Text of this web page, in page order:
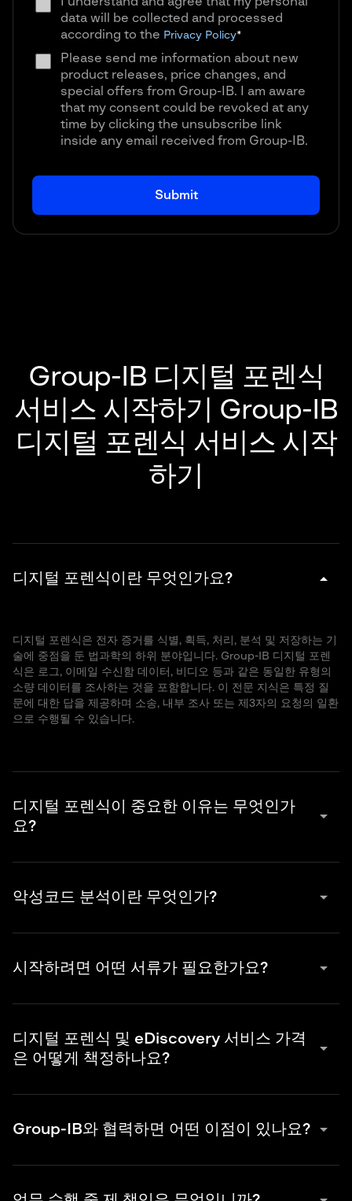
data will be collected and processed
according to the Privacy Policy*
Please send me information about new
product releases, price changes, and
special offers from Group-IB. I am aware
that my consent could be revoked at any
time by clicking the unsubscribe link
inside any email received from Group-IB.
Group-IB 디지털 포렌식
서비스 시작하기 Group-IB
디지털 포렌식 서비스 시작
하기
디지털 포렌식이란 무엇인가요? arrow_drop_down
디지털 포렌식은 전자 증거를 식별, 획득, 처리, 분석 및 저장하는 기
술에 중점을 둔 법과학의 하위 분야입니다. Group-IB 디지털 포렌
식은 로그, 이메일 수신함 데이터, 비디오 등과 같은 동일한 유형의
소량 데이터를 조사하는 것을 포함합니다. 이 전문 지식은 특정 질
문에 대한 답을 제공하며 소송, 내부 조사 또는 제3자의 요청의 일환
으로 수행될 수 있습니다.
디지털 포렌식이 중요한 이유는 무엇인가
요?
arrow_drop_down
는 디지털 증거로 활용될 수 있는 데이터를 추출하는 것입니다. 증
고 상대방에 의해 거부되지 않도록 해야 합니다.
악성코드 분석이란 무엇인가? arrow_drop_down
드 분석 도구와 전문성의 시너지를 통해 Group-IB는 악성코드의 속
는 것을 방지함으로써 향후 공격을 무력화합니다.
시작하려면 어떤 서류가 필요한가요? arrow_drop_down
디지털 포렌식 및 eDiscovery 서비스 가격
은 어떻게 책정하나요?
arrow_drop_down
Group-IB와 협력하면 어떤 이점이 있나요? arrow_drop_down
귀사의 내부 팀이 필요한 모든 역량을 갖추고 있지 않을 수 있